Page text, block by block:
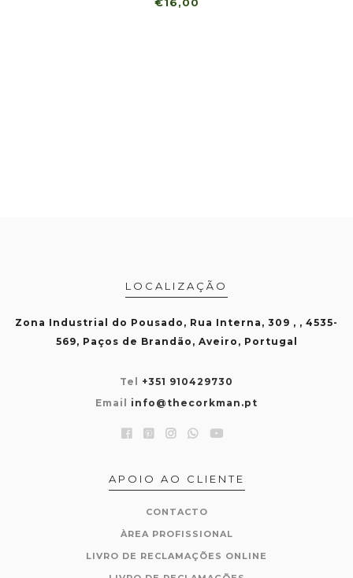
LOCALIZAÇÃO
Zona Industrial do Pousado, Rua Interna, 309 , , 4535-
569, Paços de Brandão, Aveiro, Portugal
Tel +351 910429730
Email info@thecorkman.pt
APOIO AO CLIENTE
CONTACTO
ÀREA PROFISSIONAL
LIVRO DE RECLAMAÇÕES ONLINE